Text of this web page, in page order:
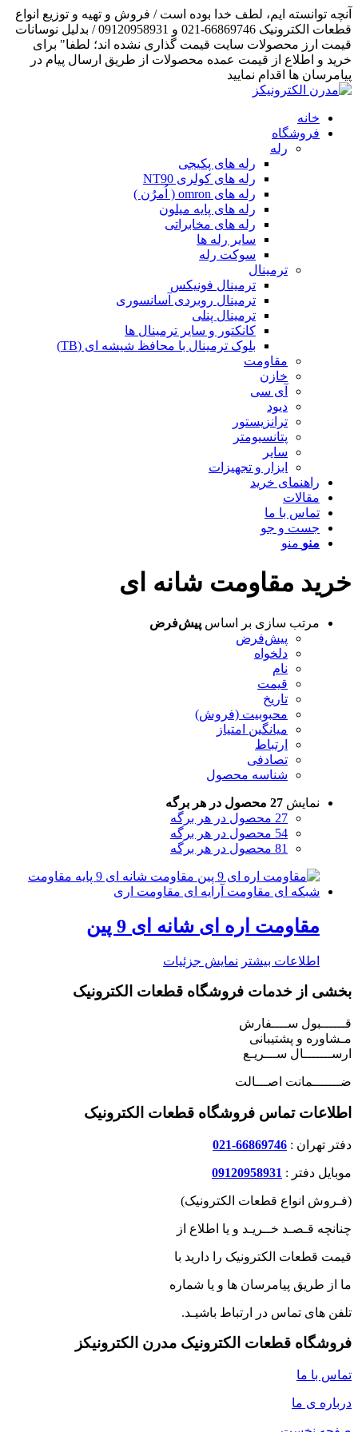
آنچه توانسته ایم، لطف خدا بوده است / فروش و تهیه و توزیع انواع
قطعات الکترونیک 66869746-021 و 09120958931 / بدلیل نوسانات
قیمت ارز محصولات سایت قیمت گذاری نشده اند؛ لطفا" برای
خرید و اطلاع از قیمت عمده محصولات از طریق ارسال پیام در
پیامرسان ها اقدام نمایید
خانه
فروشگاه
رله
رله های پکیجی
رله های کولری NT90
رله های omron ( اُمرُن )
رله های پایه میلون
رله های مخابراتی
سایر رله ها
سوکت رله
ترمینال
ترمینال فونیکس
ترمینال روبردی آسانسوری
ترمینال پنلی
کانکتور و سایر ترمینال ها
بلوک ترمینال با محافظ شیشه ای (TB)
مقاومت
خازن
آی سی
دیود
ترانزیستور
پتانسیومتر
سایر
ابزار و تجهیزات
راهنمای خرید
مقالات
تماس با ما
جست و جو
منو منو
خرید مقاومت شانه ای
مرتب سازی بر اساس پیش‌فرض
پیش‌فرض
دلخواه
نام
قیمت
تاریخ
محبوبیت (فروش)
میانگین امتیاز
ارتباط
تصادفی
شناسه محصول
نمایش 27 محصول در هر برگه
27 محصول در هر برگه
54 محصول در هر برگه
81 محصول در هر برگه
مقاومت اره ای شانه ای 9 پین
اطلاعات بیشتر نمایش جزئیات
بخشی از خدمات فروشگاه قطعات الکترونیک
قــــــبول ســــفارش
مـشاوره و پشتیبانی
ارســـــــال ســـریـع
ضـــــــمانت اصـــالت
اطلاعات تماس فروشگاه قطعات الکترونیک
دفتر تهران : 66869746-021
موبایل دفتر : 09120958931
(فـروش انواع قطعات الکترونیک)
چنانچه قـصـد خــریـد و یا اطلاع از
قیمت قطعات الکترونیک را دارید با
ما از طریق پیامرسان ها و یا شماره
تلفن های تماس در ارتباط باشیـد.
فروشگاه قطعات الکترونیک مدرن الکترونیکز
تماس با ما
درباره ی ما